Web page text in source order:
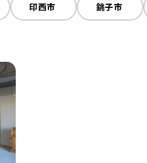
印西市 銚子市